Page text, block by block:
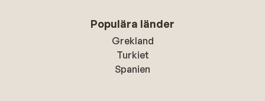
Populära länder
Grekland
Turkiet
Spanien